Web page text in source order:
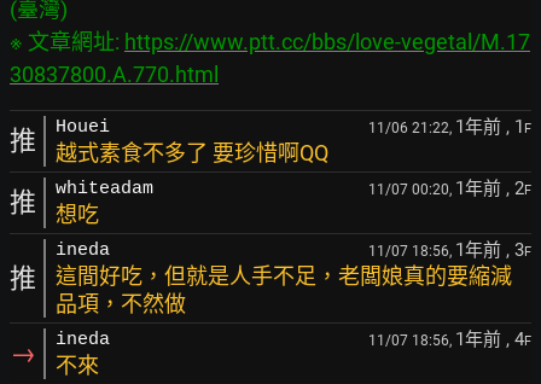
(臺灣)
※ 文章網址: https://www.ptt.cc/bbs/love-vegetal/M.17
30837800.A.770.html
推 Houei 11/06 21:22, 1年前 , 1 F
越式素食不多了 要珍惜啊QQ
推 whiteadam 11/07 00:20, 1年前 , 2F
想吃
推
ineda 11/07 18:56, 1年前 , 3F
這間好吃，但就是人手不足，老闆娘真的要縮減
品項，不然做
→ ineda 11/07 18:56, 1年前 , 4F
不來